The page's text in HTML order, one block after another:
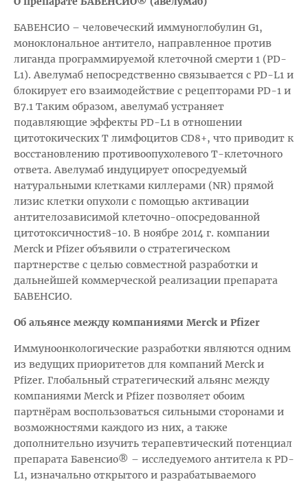
БАВЕНСИО – человеческий иммуноглобулин G1,
моноклональное антитело, направленное против
лиганда программируемой клеточной смерти 1 (PD-
L1). Авелумаб непосредственно связывается с PD-L1 и
блокирует его взаимодействие с рецепторами PD-1 и
B7.1 Таким образом, авелумаб устраняет
подавляющие эффекты PD-L1 в отношении
цитотокических Т лимфоцитов CD8+, что приводит к
восстановлению противоопухолевого Т-клеточного
ответа. Авелумаб индуцирует опосредуемый
натуральными клетками киллерами (NR) прямой
лизис клетки опухоли с помощью активации
антителозависимой клеточно-опосредованной
цитотоксичности8-10. В ноябре 2014 г. компании
Merck и Pfizer объявили о стратегическом
партнерстве с целью совместной разработки и
дальнейшей коммерческой реализации препарата
БАВЕНСИО.
Об альянсе между компаниями Merck и Pfizer
Иммуноонкологические разработки являются одним
из ведущих приоритетов для компаний Merck и
Pfizer. Глобальный стратегический альянс между
компаниями Merck и Pfizer позволяет обоим
партнёрам воспользоваться сильными сторонами и
возможностями каждого из них, а также
дополнительно изучить терапевтический потенциал
препарата Бавенсио® – исследуемого антитела к PD-
L1, изначально открытого и разрабатываемого